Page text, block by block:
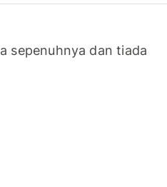
sepenuhnya dan tiada